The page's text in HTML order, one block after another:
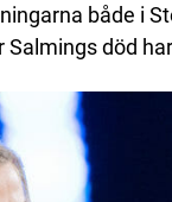
både i
Salmings död